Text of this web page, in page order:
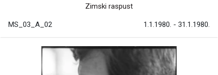
Zimski raspust
MS_03_A_02 1.1.1980. - 31.1.1980.